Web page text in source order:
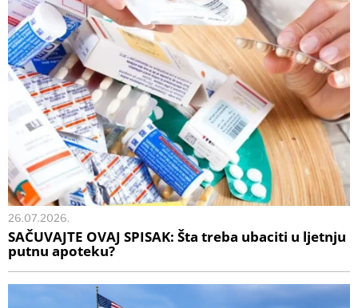
26.07.2026.
SAČUVAJTE OVAJ SPISAK: Šta treba ubaciti u ljetnju
putnu apoteku?